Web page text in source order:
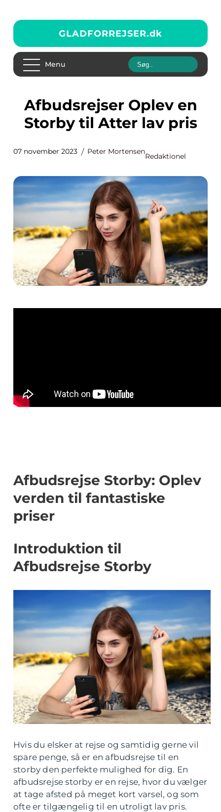
GLADFORREJSER.dk
Menu
Afbudsrejser Oplev en
Storby til Atter lav pris
07 november 2023 Peter Mortensen
Redaktionel
Afbudsrejse Storby: Oplev
verden til fantastiske
priser
Introduktion til
Afbudsrejse Storby
Hvis du elsker at rejse og samtidig gerne vil
spare penge, så er en afbudsrejse til en
storby den perfekte mulighed for dig. En
afbudsrejse storby er en rejse, hvor du vælger
at tage afsted på meget kort varsel, og som
ofte er tilgængelig til en utroligt lav pris.